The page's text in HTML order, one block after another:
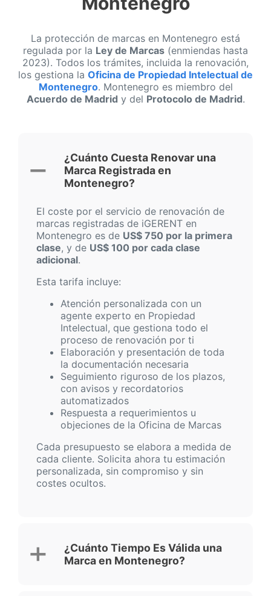
La protección de marcas en Montenegro está
regulada por la Ley de Marcas (enmiendas hasta
2023). Todos los trámites, incluida la renovación,
los gestiona la Oficina de Propiedad Intelectual de
Montenegro. Montenegro es miembro del
Acuerdo de Madrid y del Protocolo de Madrid.
¿Cuánto Cuesta Renovar una
Marca Registrada en
Montenegro?
El coste por el servicio de renovación de
marcas registradas de iGERENT en
Montenegro es de US$ 750 por la primera
clase, y de US$ 100 por cada clase
adicional.
Esta tarifa incluye:
Atención personalizada con un
agente experto en Propiedad
Intelectual, que gestiona todo el
proceso de renovación por ti
Elaboración y presentación de toda
la documentación necesaria
Seguimiento riguroso de los plazos,
con avisos y recordatorios
automatizados
Respuesta a requerimientos u
objeciones de la Oficina de Marcas
Cada presupuesto se elabora a medida de
cada cliente. Solicita ahora tu estimación
personalizada, sin compromiso y sin
costes ocultos.
¿Cuánto Tiempo Es Válida una
Marca en Montenegro?